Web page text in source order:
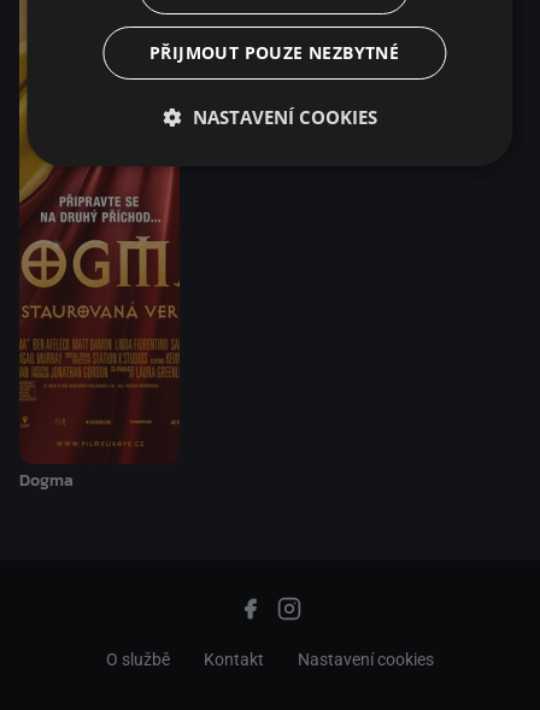
Dogma
O službě Kontakt Nastavení cookies
PŘIJMOUT POUZE NEZBYTNÉ
NASTAVENÍ COOKIES